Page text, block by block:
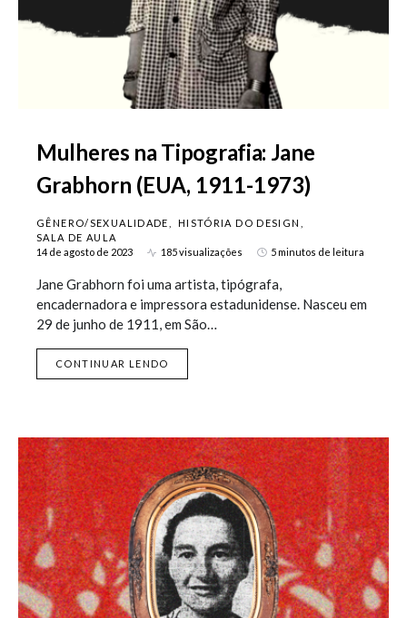
Mulheres na Tipografia: Jane
Grabhorn (EUA, 1911-1973)
GÊNERO/SEXUALIDADE
HISTÓRIA DO DESIGN
SALA DE AULA
14 de agosto de 2023
185 visualizações 5 minutos de leitura
Jane Grabhorn foi uma artista, tipógrafa,
encadernadora e impressora estadunidense. Nasceu em
29 de junho de 1911, em São…
CONTINUAR LENDO